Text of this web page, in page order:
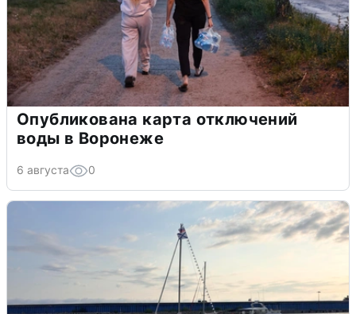
Опубликована карта отключений
воды в Воронеже
6 августа 0